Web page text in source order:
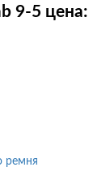
9-5 цена:
ремня